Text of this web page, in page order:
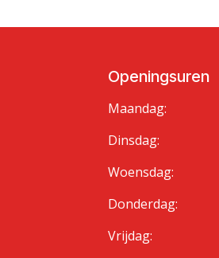
Openingsuren
Maandag:
Dinsdag:
Woensdag:
Donderdag:
Vrijdag: